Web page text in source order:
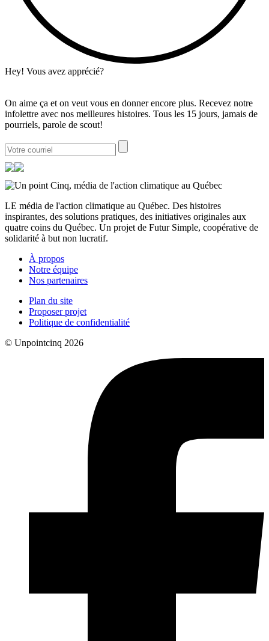
Hey! Vous avez apprécié?
On aime ça et on veut vous en donner encore plus. Recevez notre
infolettre avec nos meilleures histoires. Tous les 15 jours, jamais de
pourriels, parole de scout!
LE média de l'action climatique au Québec. Des histoires
inspirantes, des solutions pratiques, des initiatives originales aux
quatre coins du Québec. Un projet de Futur Simple, coopérative de
solidarité à but non lucratif.
À propos
Notre équipe
Nos partenaires
Plan du site
Proposer projet
Politique de confidentialité
© Unpointcinq 2026